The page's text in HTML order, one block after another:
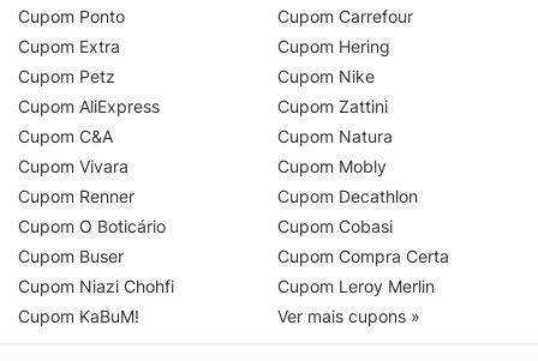
Cupom Ponto
Cupom Extra
Cupom Petz
Cupom AliExpress
Cupom C&A
Cupom Vivara
Cupom Renner
Cupom O Boticário
Cupom Buser
Cupom Niazi Chohfi
Cupom KaBuM!
Cupom Carrefour
Cupom Hering
Cupom Nike
Cupom Zattini
Cupom Natura
Cupom Mobly
Cupom Decathlon
Cupom Cobasi
Cupom Compra Certa
Cupom Leroy Merlin
Ver mais cupons »